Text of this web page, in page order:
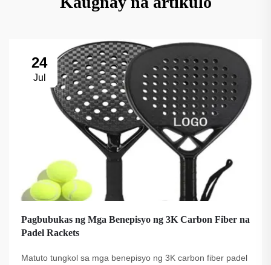
24
Jul
Pagbubukas ng Mga Benepisyo ng 3K Carbon Fiber na
Padel Rackets
Matuto tungkol sa mga benepisyo ng 3K carbon fiber padel